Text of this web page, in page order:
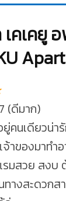
เคเคยู
(ดีมาก)
คนเดียวน่า
าของมาทำอ
มสวย สงบ
ทางสะดวกส